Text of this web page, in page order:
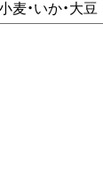
麦 いか 大豆